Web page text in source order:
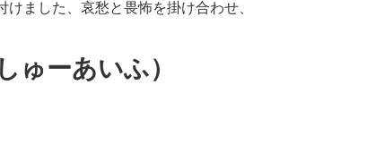
けました、哀愁と畏怖を掛け合わせ、
ゅーあいふ）